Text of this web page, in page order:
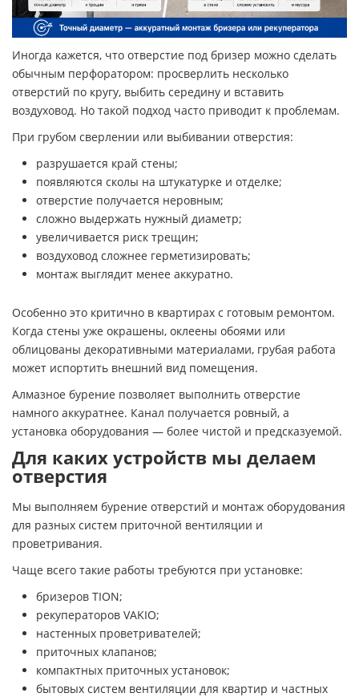
Иногда кажется, что отверстие под бризер можно сделать
обычным перфоратором: просверлить несколько
отверстий по кругу, выбить середину и вставить
воздуховод. Но такой подход часто приводит к проблемам.
При грубом сверлении или выбивании отверстия:
разрушается край стены;
появляются сколы на штукатурке и отделке;
отверстие получается неровным;
сложно выдержать нужный диаметр;
увеличивается риск трещин;
воздуховод сложнее герметизировать;
монтаж выглядит менее аккуратно.
Особенно это критично в квартирах с готовым ремонтом.
Когда стены уже окрашены, оклеены обоями или
облицованы декоративными материалами, грубая работа
может испортить внешний вид помещения.
Алмазное бурение позволяет выполнить отверстие
намного аккуратнее. Канал получается ровный, а
установка оборудования — более чистой и предсказуемой.
Для каких устройств мы делаем
отверстия
Мы выполняем бурение отверстий и монтаж оборудования
для разных систем приточной вентиляции и
проветривания.
Чаще всего такие работы требуются при установке:
бризеров TION;
рекуператоров VAKIO;
настенных проветривателей;
приточных клапанов;
компактных приточных установок;
бытовых систем вентиляции для квартир и частных